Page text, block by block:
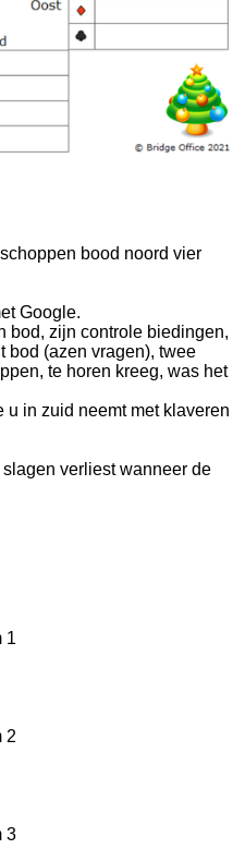
bood noord vier
Google.
bod, zijn controle biedingen,
bod (azen vragen), twee
te horen kreeg, was het
u in zuid neemt met klaveren
verliest wanneer de
1
2
3